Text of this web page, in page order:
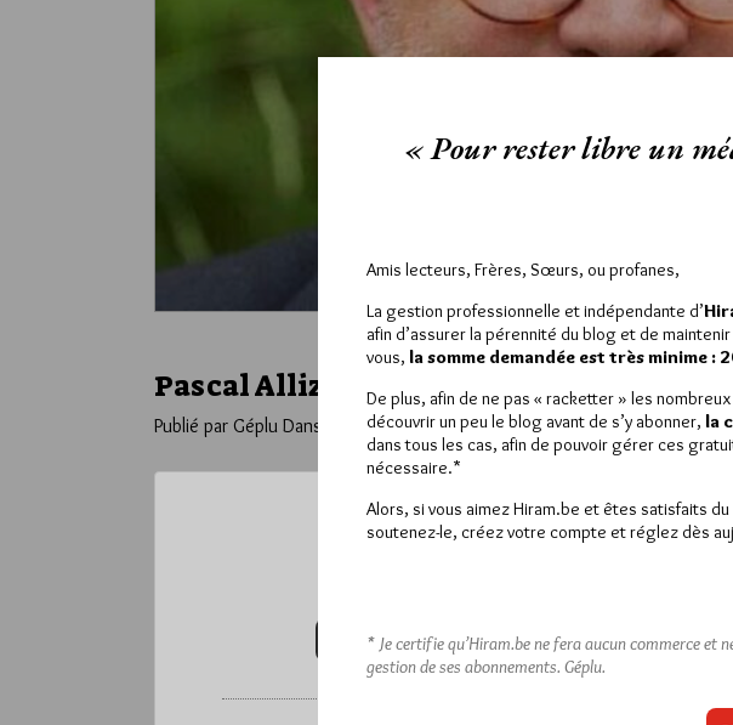
Pascal Allizard
Pascal Allizard nouveau Président de la
Publié par Géplu Dans Divers
Ce contenu est réservé aux
VOUS ABONNER (20€ / AN) ou LE
« Pour rester libre un
Amis lecteurs, Frères, Sœurs, ou profanes,
La gestion professionnelle et indépendante d’
afin d’assurer la pérennité du blog et de
vous, la somme demandée est très minime :
De plus, afin de ne pas « racketter » les
découvrir un peu le blog avant de s’y abonner, la
dans tous les cas, afin de pouvoir gérer ces
nécessaire.*
Alors, si vous aimez Hiram.be et êtes satisfaits
soutenez-le, créez votre compte et réglez dès
* Je certifie qu’Hiram.be ne fera aucun commerce et
gestion de ses abonnements. Géplu.